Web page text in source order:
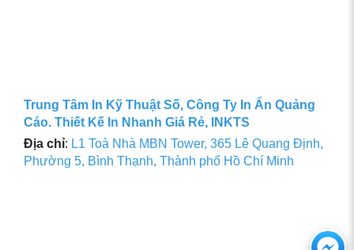
Trung Tâm In Kỹ Thuật Số, Công Ty In Ấn Quảng
Cáo. Thiết Kế In Nhanh Giá Rẻ, INKTS
Địa chỉ: L1 Toà Nhà MBN Tower, 365 Lê Quang Định,
Phường 5, Bình Thạnh, Thành phố Hồ Chí Minh